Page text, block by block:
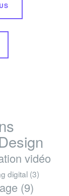
vidéo
digital (3)
(9)